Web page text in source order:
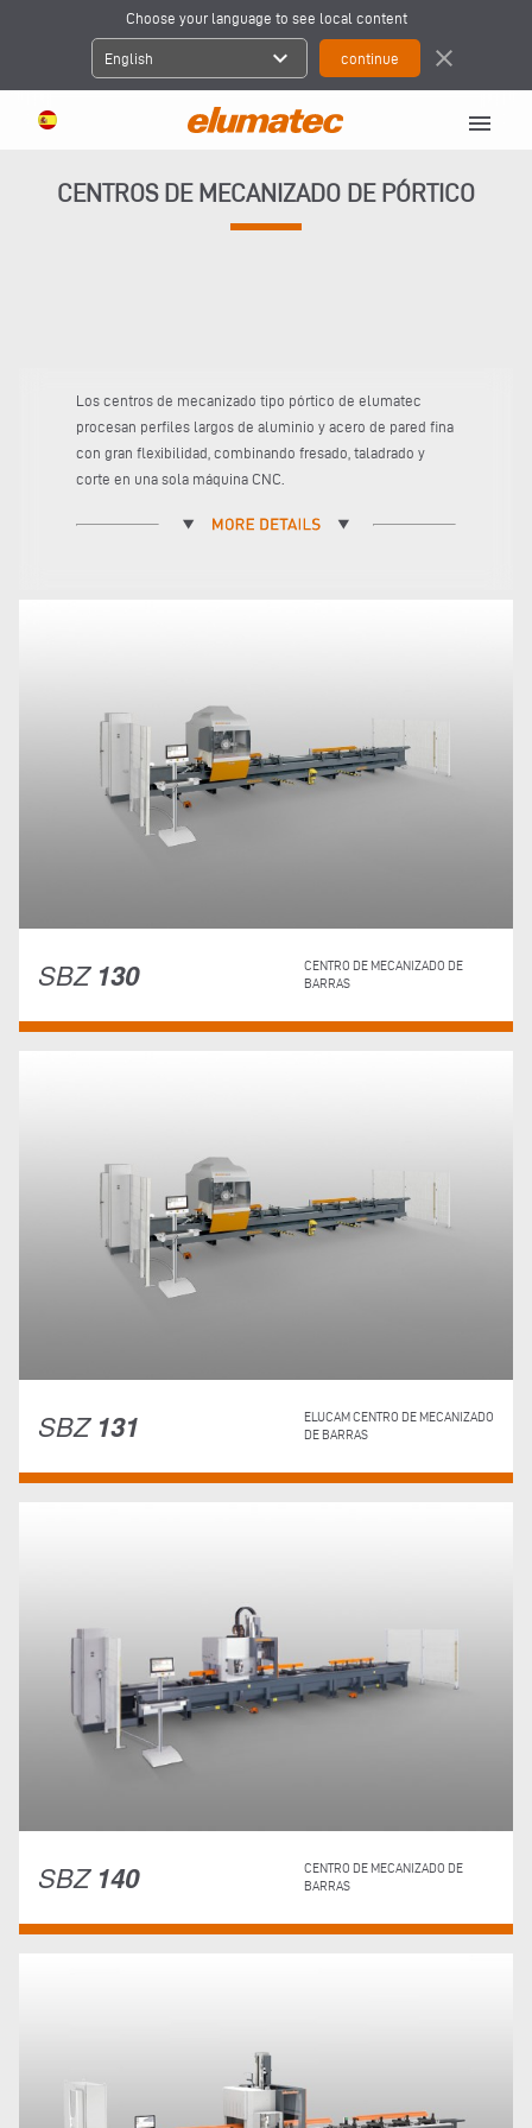
Choose your language to see local content
English expand_more close
menu
CENTROS DE MECANIZADO DE PÓRTICO
Los centros de mecanizado tipo pórtico de elumatec
procesan perfiles largos de aluminio y acero de pared fina
con gran flexibilidad, combinando fresado, taladrado y
corte en una sola máquina CNC.
SBZ 130
CENTRO DE MECANIZADO DE
BARRAS
SBZ 131
ELUCAM CENTRO DE MECANIZADO
DE BARRAS
SBZ 140
CENTRO DE MECANIZADO DE
BARRAS